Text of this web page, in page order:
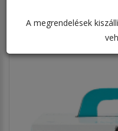
A megrendelések